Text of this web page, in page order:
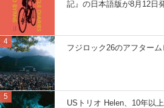
記』の日本語版が8月12日
フジロック26のアフターム
USトリオ Helen、10年以